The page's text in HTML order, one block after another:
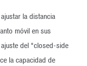
la distancia
móvil en sus
del “closed-side
la capacidad de